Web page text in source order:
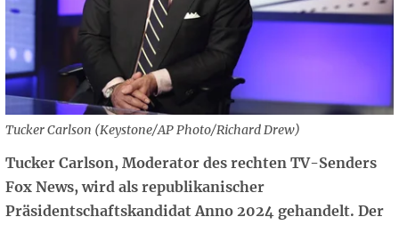
Tucker Carlson (Keystone/AP Photo/Richard Drew)
Tucker Carlson, Moderator des rechten TV-Senders
Fox News, wird als republikanischer
Präsidentschaftskandidat Anno 2024 gehandelt. Der